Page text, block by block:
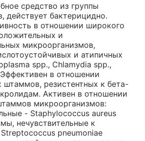
средство из группы
действует бактерицидно.
в отношении широкого
и
микроорганизмов,
и атипичных
spp., Chlamydia spp.,
в отношении
штаммов, резистентных к бета-
Активен в отношении
микроорганизмов:
- Staphylococcus aureus
нечувствительные к
pneumoniae